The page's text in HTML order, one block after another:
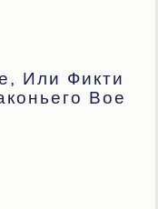
Или Фикти
Вое